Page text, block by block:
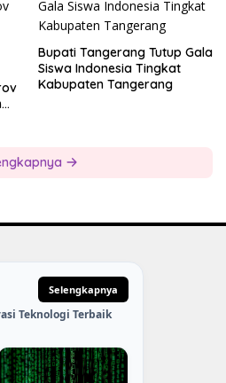
Bupati Tangerang Tutup Gala
Siswa Indonesia Tingkat
Kabupaten Tangerang
Selengkapnya
Teknologi Terbaik